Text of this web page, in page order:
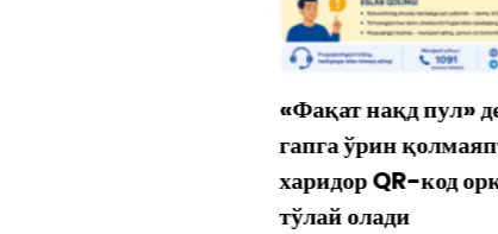
«Фақат нақд пул» деган
гапга ўрин қолмаяпти:
харидор QR-код орқали
тўлай олади